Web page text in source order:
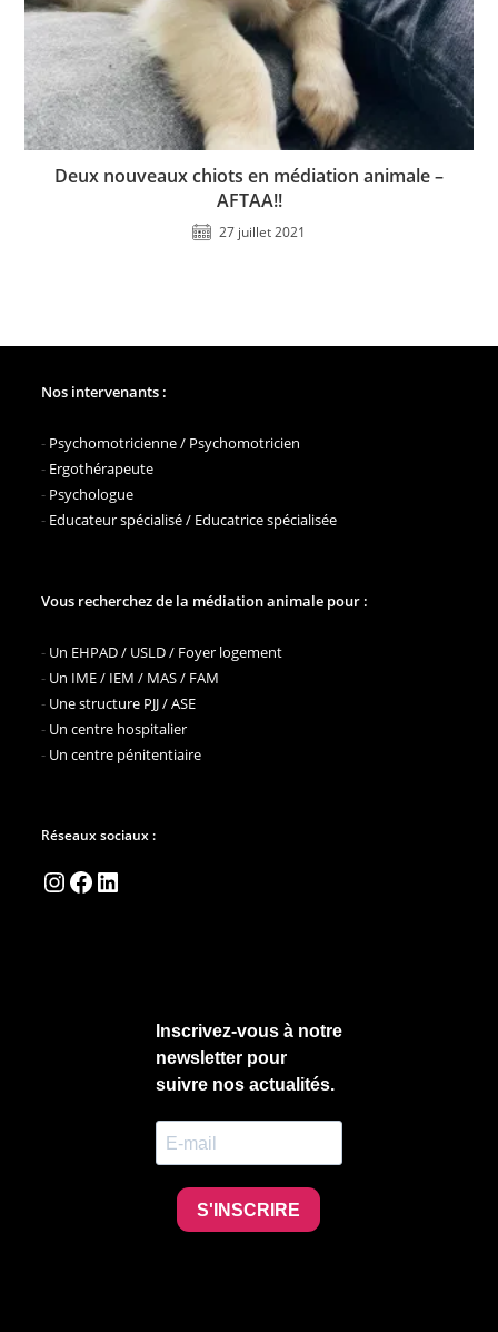
Deux nouveaux chiots en médiation animale –
AFTAA!!
27 juillet 2021
Nos intervenants :
- Psychomotricienne / Psychomotricien
- Ergothérapeute
- Psychologue
- Educateur spécialisé / Educatrice spécialisée
Vous recherchez de la médiation animale pour :
- Un EHPAD / USLD / Foyer logement
- Un IME / IEM / MAS / FAM
- Une structure PJJ / ASE
- Un centre hospitalier
- Un centre pénitentiaire
Réseaux sociaux :
Instagram
Facebook
LinkedIn